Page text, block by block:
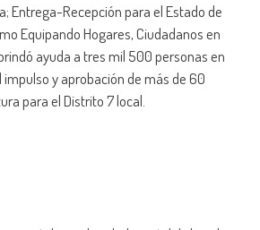
Entrega-Recepción para el Estado de
Equipando Hogares, Ciudadanos en
ayuda a tres mil 500 personas en
y aprobación de más de 60
para el Distrito 7 local.